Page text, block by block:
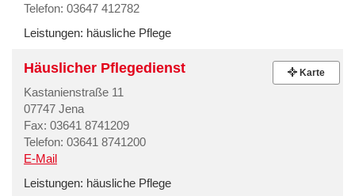
Telefon: 03647 412782
Leistungen: häusliche Pflege
Häuslicher Pflegedienst
Kastanienstraße 11
07747 Jena
Fax: 03641 8741209
Telefon: 03641 8741200
E-Mail
Leistungen: häusliche Pflege
Karte